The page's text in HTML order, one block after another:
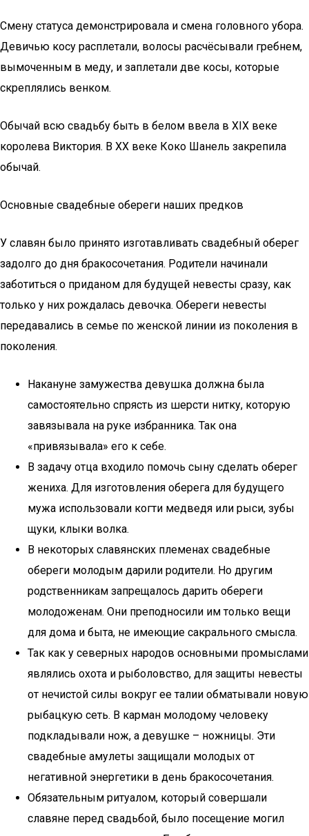
Смену статуса демонстрировала и смена головного убора.
Девичью косу расплетали, волосы расчёсывали гребнем,
вымоченным в меду, и заплетали две косы, которые
скреплялись венком.
Обычай всю свадьбу быть в белом ввела в XIX веке
королева Виктория. В XX веке Коко Шанель закрепила
обычай.
Основные свадебные обереги наших предков
У славян было принято изготавливать свадебный оберег
задолго до дня бракосочетания. Родители начинали
заботиться о приданом для будущей невесты сразу, как
только у них рождалась девочка. Обереги невесты
передавались в семье по женской линии из поколения в
поколения.
Накануне замужества девушка должна была
самостоятельно спрясть из шерсти нитку, которую
завязывала на руке избранника. Так она
«привязывала» его к себе.
В задачу отца входило помочь сыну сделать оберег
жениха. Для изготовления оберега для будущего
мужа использовали когти медведя или рыси, зубы
щуки, клыки волка.
В некоторых славянских племенах свадебные
обереги молодым дарили родители. Но другим
родственникам запрещалось дарить обереги
молодоженам. Они преподносили им только вещи
для дома и быта, не имеющие сакрального смысла.
Так как у северных народов основными промыслами
являлись охота и рыболовство, для защиты невесты
от нечистой силы вокруг ее талии обматывали новую
рыбацкую сеть. В карман молодому человеку
подкладывали нож, а девушке – ножницы. Эти
свадебные амулеты защищали молодых от
негативной энергетики в день бракосочетания.
Обязательным ритуалом, который совершали
славяне перед свадьбой, было посещение могил